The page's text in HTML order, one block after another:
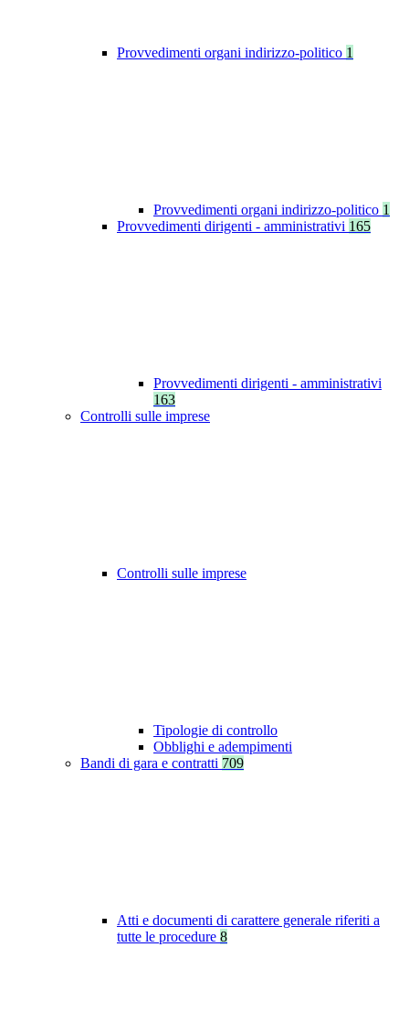
Provvedimenti organi indirizzo-politico 1
Provvedimenti organi indirizzo-politico 1
Provvedimenti dirigenti - amministrativi 165
Provvedimenti dirigenti - amministrativi
163
Controlli sulle imprese
Controlli sulle imprese
Tipologie di controllo
Obblighi e adempimenti
Bandi di gara e contratti 709
Atti e documenti di carattere generale riferiti a
tutte le procedure 8